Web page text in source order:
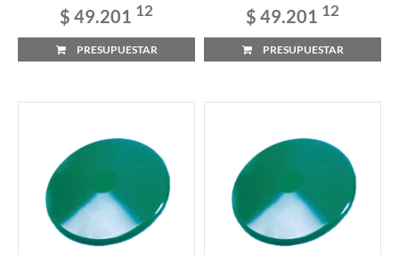
$ 49.201 12
PRESUPUESTAR
$ 49.201 12
PRESUPUESTAR